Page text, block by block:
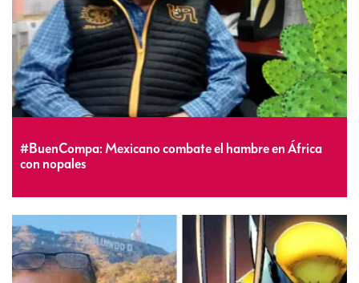
#BuenCompa: Mexicano combate el hambre en África
con nopales